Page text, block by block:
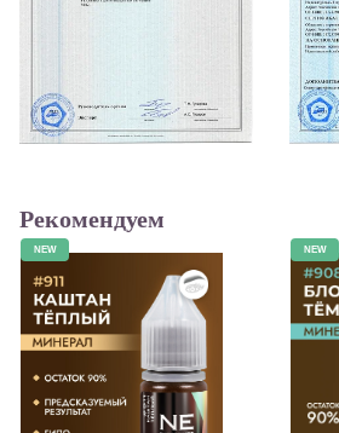
Рекомендуем
NEW NEW